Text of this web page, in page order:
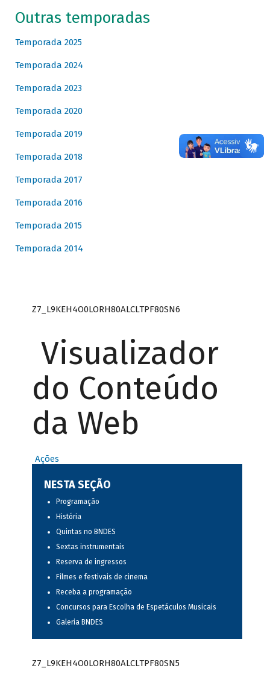
Outras temporadas
Temporada 2025
Temporada 2024
Temporada 2023
Temporada 2020
Temporada 2019
Temporada 2018
Temporada 2017
Temporada 2016
Temporada 2015
Temporada 2014
Z7_L9KEH4O0LORH80ALCLTPF80SN6
Visualizador
do Conteúdo
da Web
Ações
NESTA SEÇÃO
Programação
História
Quintas no BNDES
Sextas instrumentais
Reserva de ingressos
Filmes e festivais de cinema
Receba a programação
Concursos para Escolha de Espetáculos Musicais
Galeria BNDES
Z7_L9KEH4O0LORH80ALCLTPF80SN5